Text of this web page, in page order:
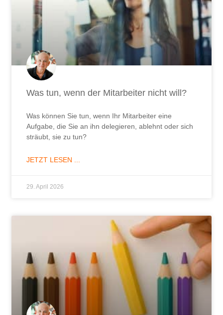
Was tun, wenn der Mitarbeiter nicht will?
Was können Sie tun, wenn Ihr Mitarbeiter eine
Aufgabe, die Sie an ihn delegieren, ablehnt oder sich
sträubt, sie zu tun?
JETZT LESEN ...
29. April 2026